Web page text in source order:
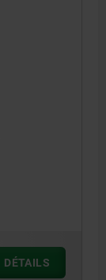
DÉTAILS